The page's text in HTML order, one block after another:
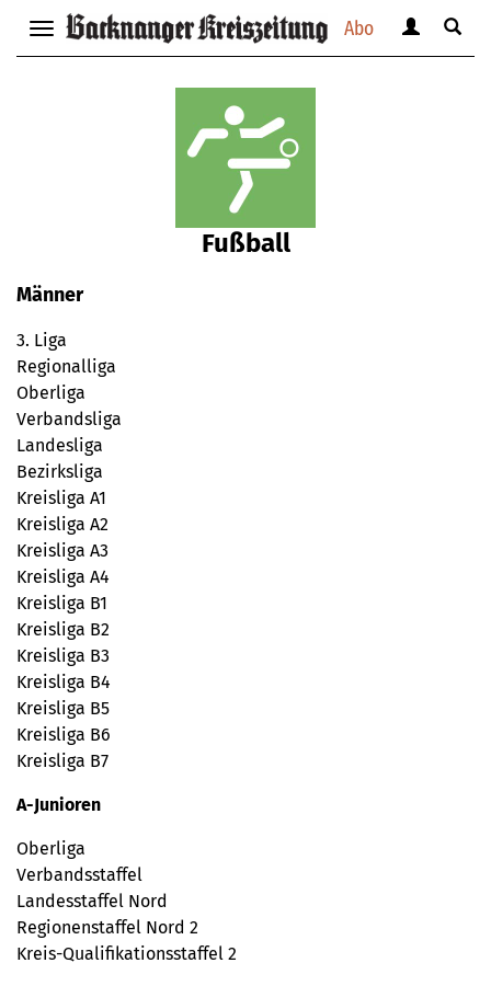
Abo
Navigation
anzeigen
anzeigen
Suche
Fußball
Männer
3. Liga
Regionalliga
Oberliga
Verbandsliga
Landesliga
Bezirksliga
Kreisliga A1
Kreisliga A2
Kreisliga A3
Kreisliga A4
Kreisliga B1
Kreisliga B2
Kreisliga B3
Kreisliga B4
Kreisliga B5
Kreisliga B6
Kreisliga B7
A-Junioren
Oberliga
Verbandsstaffel
Landesstaffel Nord
Regionenstaffel Nord 2
Kreis-Qualifikationsstaffel 2